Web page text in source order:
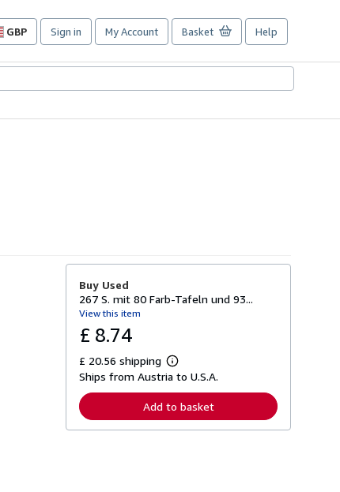
GBP
Site
preferences
Sign in My Account Basket Help
Buy Used
267 S. mit 80 Farb-Tafeln und 93...
View this item
£ 8.74
£ 20.56 shipping
L
e
n
Ships from Austria to U.S.A.
Add to basket